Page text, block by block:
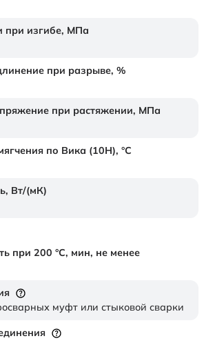
при изгибе, МПа
при разрыве, %
при растяжении, МПа
по Вика (10Н), °C
Вт/(мК)
при 200 °С, мин, не менее
муфт или стыковой сварки